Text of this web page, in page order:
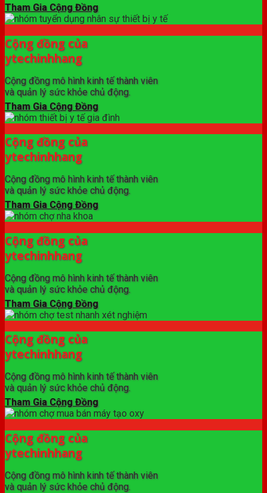
Tham Gia Cộng Đồng
Cộng đồng của
ytechinhhang
Cộng đồng mô hình kinh tế thành viên
và quản lý sức khỏe chủ động.
Tham Gia Cộng Đồng
Cộng đồng của
ytechinhhang
Cộng đồng mô hình kinh tế thành viên
và quản lý sức khỏe chủ động.
Tham Gia Cộng Đồng
Cộng đồng của
ytechinhhang
Cộng đồng mô hình kinh tế thành viên
và quản lý sức khỏe chủ động.
Tham Gia Cộng Đồng
Cộng đồng của
ytechinhhang
Cộng đồng mô hình kinh tế thành viên
và quản lý sức khỏe chủ động.
Tham Gia Cộng Đồng
Cộng đồng của
ytechinhhang
Cộng đồng mô hình kinh tế thành viên
và quản lý sức khỏe chủ động.